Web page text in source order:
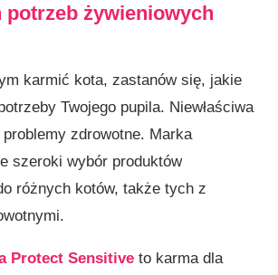
potrzeb żywieniowych
karmić kota, zastanów się, jakie
Twojego pupila. Niewłaściwa
zdrowotne. Marka
szeroki wybór produktów
różnych kotów, także tych z
Protect Sensitive to karma dla